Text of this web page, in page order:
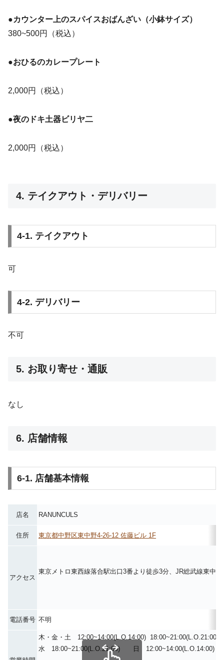
●カウンター上のスパイスおばんざい（小鉢サイズ）
380~500円（税込）
●おひるのカレープレート
2,000円（税込）
●夜のドキ土器ビリヤ二
2,000円（税込）
4. テイクアウト・デリバリー
4-1. テイクアウト
可
4-2. デリバリー
不可
5. お取り寄せ・通販
なし
6. 店舗情報
6-1. 店舗基本情報
店名 RANUNCULS
住所 東京都中野区東中野4-26-12 佐藤ビル 1F
アクセス
東京メトロ東西線落合駅出口3番より徒歩3分、JR総武線東中
電話番号 不明
木・金・土 12:00~14:00(L.O.14:00) 18:00~21:00(L.O.21:00)
水 18:00~21:00(L.O.21:00) 日 12:00~14:00(L.O.14:00)